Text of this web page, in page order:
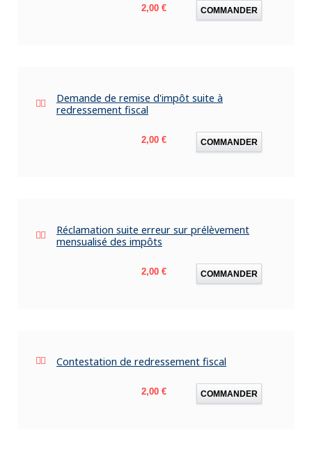
Prix
2,00 € COMMANDER
Demande de remise d'impôt suite à
redressement fiscal
Prix
2,00 € COMMANDER
Réclamation suite erreur sur prélèvement
mensualisé des impôts
Prix
2,00 € COMMANDER
Contestation de redressement fiscal
Prix
2,00 € COMMANDER